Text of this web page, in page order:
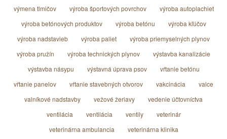
výmena tlmičov
výroba športových povrchov
výroba autoplachiet
výroba betónových produktov
výroba betónu
výroba kľúčov
výroba nadstavieb
výroba paliet
výroba priemyselných plynov
výroba pružín
výroba technických plynov
výstavba kanalizácie
výstavba násypu
výstavná úprava psov
vŕtanie betónu
vŕtanie panelov
vŕtanie stavebných otvorov vakcinácia
valce
valníkové nadstavby
vežové žeriavy
vedenie účtovníctva
ventilácia
ventilácia ventily
veterinár
veterinárna ambulancia
veterinárna klinika